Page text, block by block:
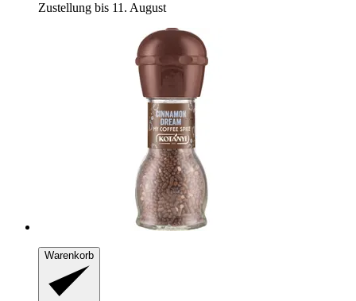
Zustellung bis 11. August
Warenkorb